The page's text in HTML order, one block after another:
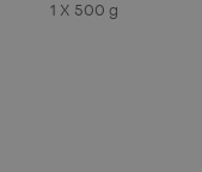
1 X 500 g